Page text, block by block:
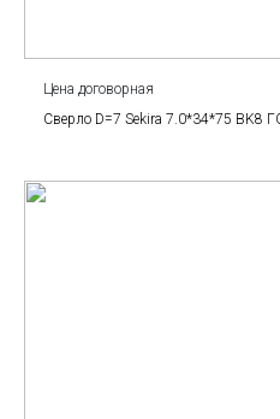
Цена договорная
Сверло D=7 Sekira 7.0*34*75 BK8